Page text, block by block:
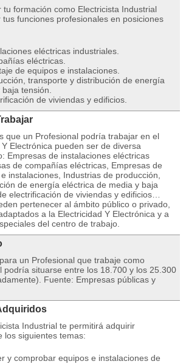
tu formación como Electricista Industrial
funciones profesionales en posiciones
eléctricas industriales.
eléctricas.
de equipos e instalaciones.
transporte y distribución de energía
tensión.
de viviendas y edificios.
que un Profesional podría trabajar en el
Electrónica pueden ser de diversa
Empresas de instalaciones eléctricas
de compañías eléctricas, Empresas de
instalaciones, Industrias de producción,
de energía eléctrica de media y baja
electrificación de viviendas y edificios…
pertenecer al ámbito público o privado,
a la Electricidad Y Electrónica y a
del centro de trabajo.
un Profesional que trabaje como
podría situarse entre los 18.700 y los 25.300
Fuente: Empresas públicas y
Industrial te permitirá adquirir
los siguientes temas:
y comprobar equipos e instalaciones de